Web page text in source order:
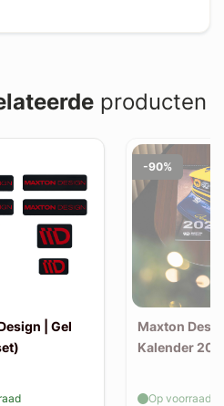
producten
| Gel
-90%
Maxton
Kalender
Op voorraad